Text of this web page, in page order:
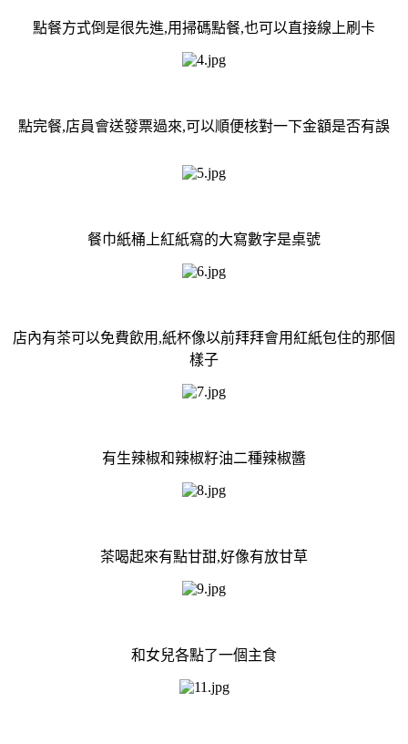
點餐方式倒是很先進,用掃碼點餐,也可以直接線上刷卡
點完餐,店員會送發票過來,可以順便核對一下金額是否有誤
餐巾紙桶上紅紙寫的大寫數字是桌號
店內有茶可以免費飲用,紙杯像以前拜拜會用紅紙包住的那個
樣子
有生辣椒和辣椒籽油二種辣椒醬
茶喝起來有點甘甜,好像有放甘草
和女兒各點了一個主食